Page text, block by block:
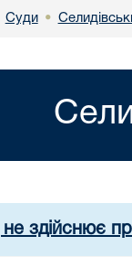
Суди •
здійснює